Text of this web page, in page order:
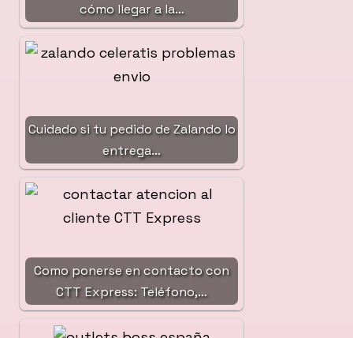
cómo llegar a la…
Cuidado si tu pedido de Zalando lo
entrega…
Como ponerse en contacto con
CTT Express: Teléfono,…